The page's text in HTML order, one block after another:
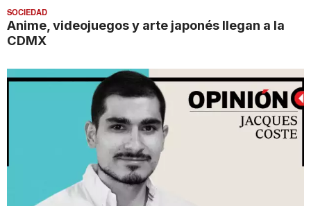
SOCIEDAD
Anime, videojuegos y arte japonés llegan a la
CDMX